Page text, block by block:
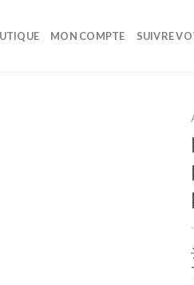
MON COMPTE SUIVRE